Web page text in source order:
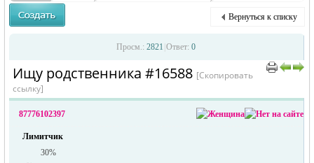
Объявления в Германии
› ›
Ищу родственника
Вернуться к списку
Просм.: 2821 Ответ: 0
Ищу родственника #16588 [Скопировать
ссылку]
87776102397
Лимитчик
30%